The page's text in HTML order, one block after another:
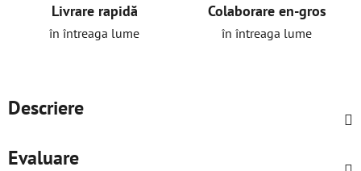
Livrare rapidă
în întreaga lume
Colaborare en-gros
în întreaga lume
Descriere
Evaluare